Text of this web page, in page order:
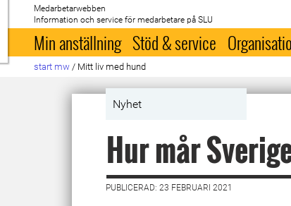
Till startsida
Medarbetarwebben
Information och service för medarbetare på SLU
Min anställning Stöd & service
start mw / Mitt liv med hund
Nyhet
Hur mår
PUBLICERAD: 23 FEBRUARI 2021